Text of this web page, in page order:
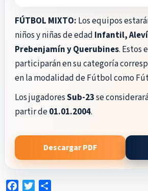
FÚTBOL MIXTO: Los equipos
niños y niñas de edad Infantil,
Prebenjamín y Querubines. Estos
participarán en su categoría
en la modalidad de Fútbol como
Los jugadoresSub-23se
partir de01.01.2004.
Descargar PDF
Facebook
Twitter